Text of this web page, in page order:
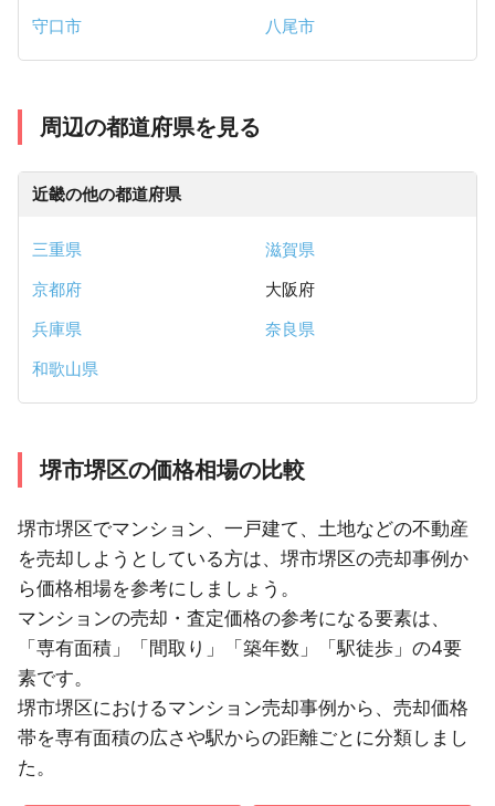
守口市 八尾市
周辺の都道府県を見る
近畿の他の都道府県
三重県
滋賀県
京都府
大阪府
兵庫県
奈良県
和歌山県
堺市堺区の価格相場の比較
堺市堺区でマンション、一戸建て、土地などの不動産
を売却しようとしている方は、堺市堺区の売却事例か
ら価格相場を参考にしましょう。
マンションの売却・査定価格の参考になる要素は、
「専有面積」「間取り」「築年数」「駅徒歩」の4要
素です。
堺市堺区におけるマンション売却事例から、売却価格
帯を専有面積の広さや駅からの距離ごとに分類しまし
た。